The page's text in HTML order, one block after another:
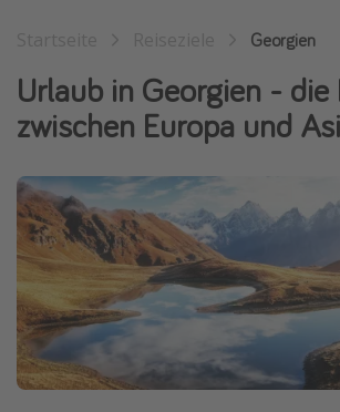
Disneyland Paris
Roadtrips
Singlereisen
Strandurlaub
Gruppenreisen
Hotels in Hamburg
Hotels in Amsterdam
Hotels am Achensee
Georgien
Urlaub in Georgien - die
zwischen Europa und